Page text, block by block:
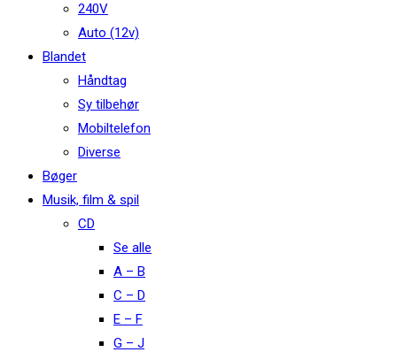
240V
Auto (12v)
Blandet
Håndtag
Sy tilbehør
Mobiltelefon
Diverse
Bøger
Musik, film & spil
CD
Se alle
A – B
C – D
E – F
G – J